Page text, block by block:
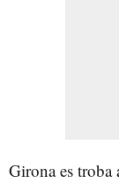
Girona es troba